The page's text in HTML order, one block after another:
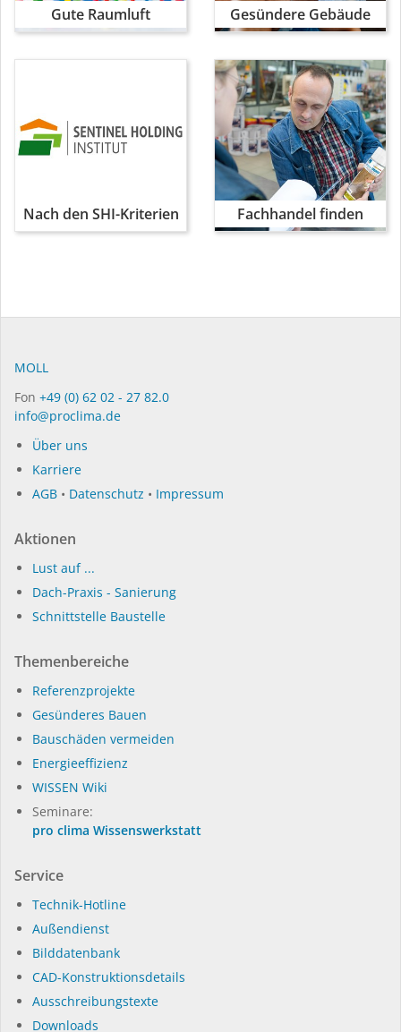
Gute Raumluft Gesündere Gebäude
Nach den SHI-Kriterien Fachhandel finden
MOLL
Fon +49 (0) 62 02 - 27 82.0
info@proclima.de
Über uns
Karriere
AGB • Datenschutz • Impressum
Aktionen
Lust auf ...
Dach-Praxis - Sanierung
Schnittstelle Baustelle
Themenbereiche
Referenzprojekte
Gesünderes Bauen
Bauschäden vermeiden
Energieeffizienz
WISSEN Wiki
Seminare:
pro clima Wissenswerkstatt
Service
Technik-Hotline
Außendienst
Bilddatenbank
CAD-Konstruktionsdetails
Ausschreibungstexte
Downloads